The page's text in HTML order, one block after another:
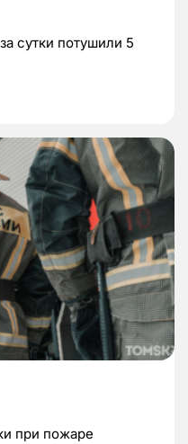
сутки потушили 5
при пожаре